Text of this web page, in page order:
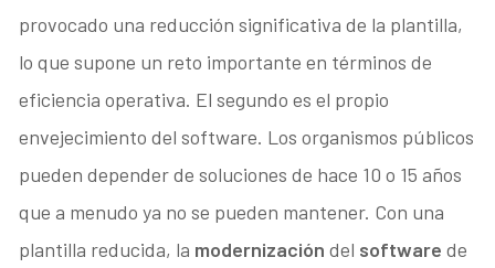
provocado una reducción significativa de la plantilla,
lo que supone un reto importante en términos de
eficiencia operativa. El segundo es el propio
envejecimiento del software. Los organismos públicos
pueden depender de soluciones de hace 10 o 15 años
que a menudo ya no se pueden mantener. Con una
plantilla reducida, la modernización del software de